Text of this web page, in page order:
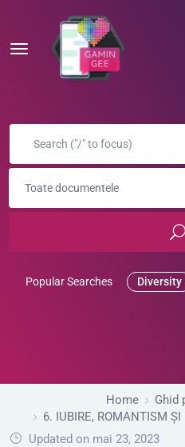
Toate documentele
Popular Searches Diversity
Home
Ghid
6. IUBIRE, ROMANTISM
Updated on mai 23, 2023